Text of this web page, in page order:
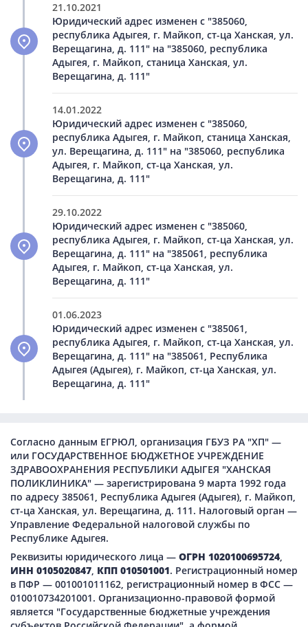
21.10.2021
Юридический адрес изменен с "385060,
республика Адыгея, г. Майкоп, ст-ца Ханская, ул.
Верещагина, д. 111" на "385060, республика
Адыгея, г. Майкоп, станица Ханская, ул.
Верещагина, д. 111"
14.01.2022
Юридический адрес изменен с "385060,
республика Адыгея, г. Майкоп, станица Ханская,
ул. Верещагина, д. 111" на "385060, республика
Адыгея, г. Майкоп, ст-ца Ханская, ул.
Верещагина, д. 111"
29.10.2022
Юридический адрес изменен с "385060,
республика Адыгея, г. Майкоп, ст-ца Ханская, ул.
Верещагина, д. 111" на "385061, республика
Адыгея, г. Майкоп, ст-ца Ханская, ул.
Верещагина, д. 111"
01.06.2023
Юридический адрес изменен с "385061,
республика Адыгея, г. Майкоп, ст-ца Ханская, ул.
Верещагина, д. 111" на "385061, Республика
Адыгея (Адыгея), г. Майкоп, ст-ца Ханская, ул.
Верещагина, д. 111"
Согласно данным ЕГРЮЛ, организация ГБУЗ РА "ХП" —
или ГОСУДАРСТВЕННОЕ БЮДЖЕТНОЕ УЧРЕЖДЕНИЕ
ЗДРАВООХРАНЕНИЯ РЕСПУБЛИКИ АДЫГЕЯ "ХАНСКАЯ
ПОЛИКЛИНИКА" — зарегистрирована 9 марта 1992 года
по адресу 385061, Республика Адыгея (Адыгея), г. Майкоп,
ст-ца Ханская, ул. Верещагина, д. 111. Налоговый орган —
Управление Федеральной налоговой службы по
Республике Адыгея.
Реквизиты юридического лица — ОГРН 1020100695724
ИНН 0105020847 КПП 010501001. Регистрационный номер
в ПФР — 001001011162, регистрационный номер в ФСС —
010010734201001. Организационно-правовой формой
является "Государственные бюджетные учреждения